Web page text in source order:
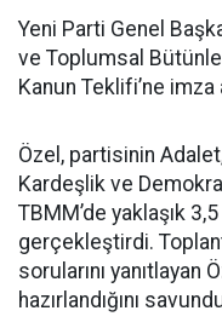
Yeni Parti Genel
ve Toplumsal
Kanun Teklifi’ne imza
Özel, partisinin
Kardeşlik ve
TBMM’de yaklaşık
gerçekleştirdi.
sorularını yanıtlayan
hazırlandığını